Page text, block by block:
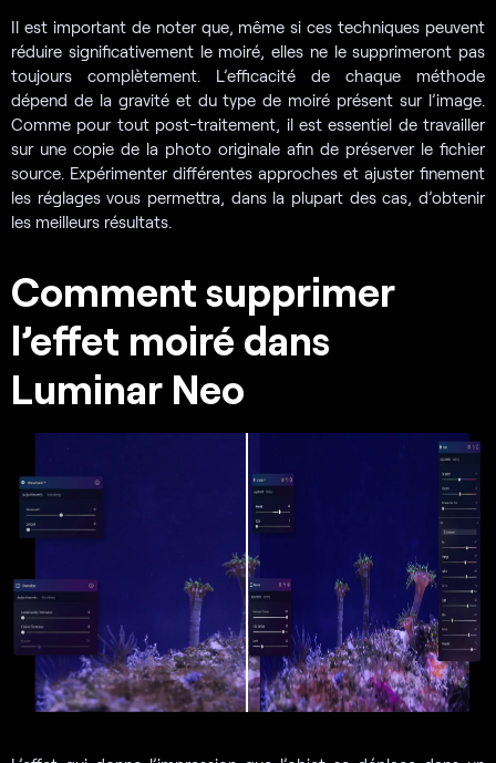
Il est important de noter que, même si ces techniques peuvent
réduire significativement le moiré, elles ne le supprimeront pas
toujours complètement. L’efficacité de chaque méthode
dépend de la gravité et du type de moiré présent sur l’image.
Comme pour tout post-traitement, il est essentiel de travailler
sur une copie de la photo originale afin de préserver le fichier
source. Expérimenter différentes approches et ajuster finement
les réglages vous permettra, dans la plupart des cas, d’obtenir
les meilleurs résultats.
Comment supprimer
l’effet moiré dans
Luminar Neo